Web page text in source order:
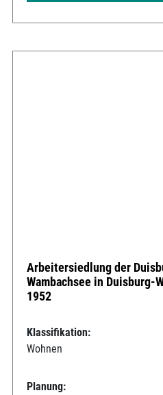
Arbeitersiedlung der
Wambachsee in Duisburg-
1952
Klassifikation:
Wohnen
Planung: